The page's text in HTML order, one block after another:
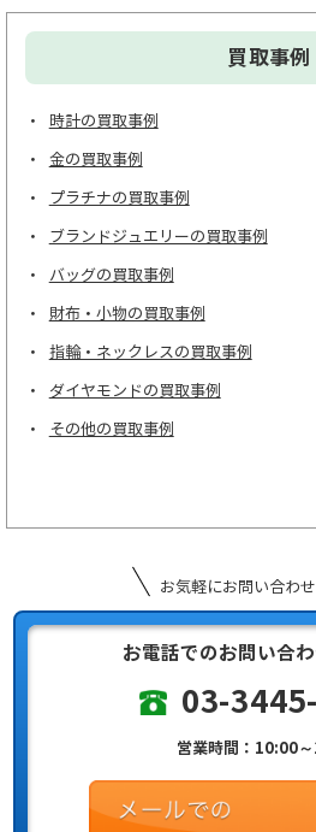
買取事例
時計の買取事例
金の買取事例
プラチナの買取事例
ブランドジュエリーの買取事例
バッグの買取事例
財布・小物の買取事例
指輪・ネックレスの買取事例
ダイヤモンドの買取事例
その他の買取事例
お気軽にお問い合わ
お電話でのお問い合
03-
営業時間：10:00